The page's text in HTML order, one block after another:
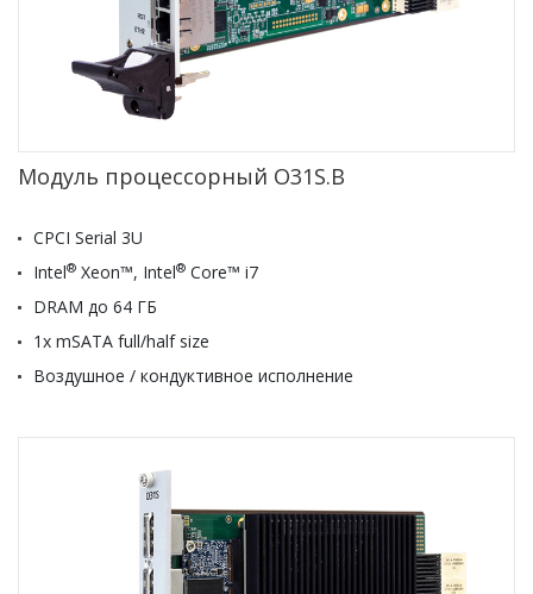
Модуль процессорный O31S.B
CPCI Serial 3U
Intel® Xeon™, Intel® Core™ i7
DRAM до 64 ГБ
1x mSATA full/half size
Воздушное / кондуктивное исполнение